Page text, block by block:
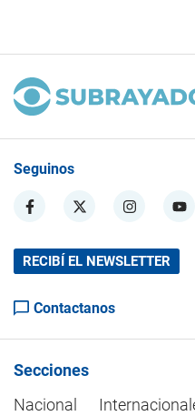
Seguinos
RECIBÍ EL NEWSLETTER
Contactanos
Secciones
Nacional